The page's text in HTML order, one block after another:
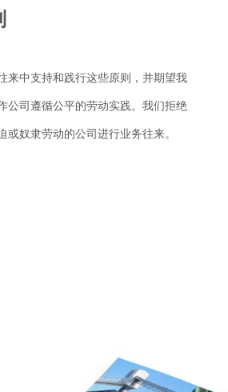
来中支持和践行这些原则，并期望我
公司遵循公平的劳动实践。我们拒绝
或奴隶劳动的公司进行业务往来。